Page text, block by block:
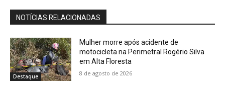
NOTÍCIAS RELACIONADAS
Destaque
Mulher morre após acidente de
motocicleta na Perimetral Rogério Silva
em Alta Floresta
8 de agosto de 2026